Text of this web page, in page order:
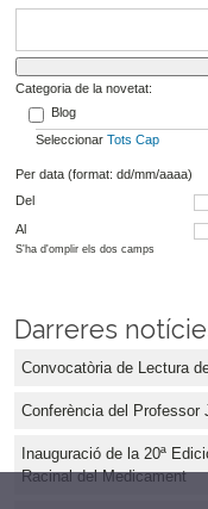
Categoria de la novetat:
Blog
Seleccionar Tots Cap
Per data (format: dd/mm/aaaa)
Del
Al
S'ha d'omplir els dos camps
Darreres
Convocatòria de Lectura
Conferència del Professor
Inauguració de la 20ª
Racinal del Medicament